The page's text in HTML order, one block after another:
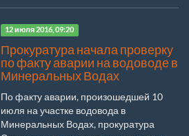
12 июля 2016, 09:20
Прокуратура начала проверку
по факту аварии на водоводе в
Минеральных Водах
По факту аварии, произошедшей 10
июля на участке водовода в
Минеральных Водах, прокуратура